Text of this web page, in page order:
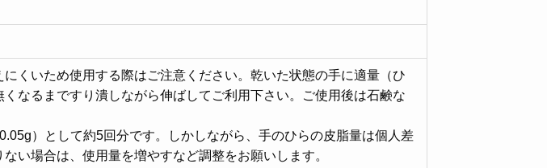
くいため使用する際はご注意ください。乾いた状態の手に適量（ひ
なるまですり潰しながら伸ばしてご利用下さい。ご使用後は石鹸な
）として約5回分です。しかしながら、手のひらの皮脂量は個人差
い場合は、使用量を増やすなど調整をお願いします。